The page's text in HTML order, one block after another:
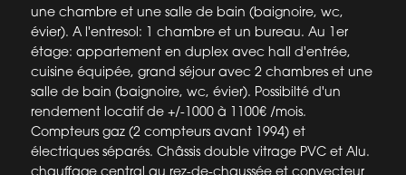
une chambre et une salle de bain (baignoire, wc,
évier). A l'entresol: 1 chambre et un bureau. Au 1er
étage: appartement en duplex avec hall d'entrée,
cuisine équipée, grand séjour avec 2 chambres et une
salle de bain (baignoire, wc, évier). Possibilté d'un
rendement locatif de +/-1000 à 1100€ /mois.
Compteurs gaz (2 compteurs avant 1994) et
électriques séparés. Châssis double vitrage PVC et Alu.
chauffage central au rez-de-chaussée et convecteur